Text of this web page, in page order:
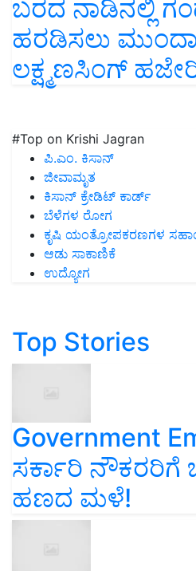
ಬರದ ನಾಡಿನಲ್ಲಿ
ಹರಡಿಸಲು
ಲಕ್ಷ್ಮಣಸಿಂಗ್
#Top on Krishi Jagran
ಪಿ.ಎಂ. ಕಿಸಾನ್
ಜೀವಾಮೃತ
ಕಿಸಾನ್ ಕ್ರೇಡಿಟ್ ಕಾರ್ಡ್
ಬೆಳೆಗಳ ರೋಗ
ಕೃಷಿ ಯಂತ್ರೋಪಕರಣಗಳ
ಆಡು ಸಾಕಾಣಿಕೆ
ಉದ್ಯೋಗ
Top Stories
Government
ಸರ್ಕಾರಿ ನೌಕರರಿಗೆ
ಹಣದ ಮಳೆ!